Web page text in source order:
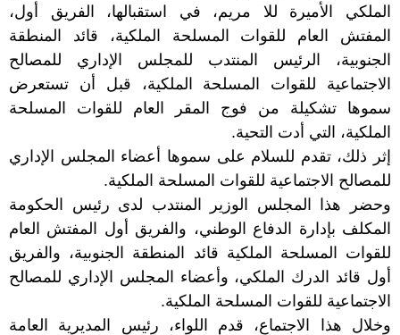
الملكي الأميرة للا مريم، في استقبالها، الفريق أول،
المفتش العام للقوات المسلحة الملكية، قائد المنطقة
الجنوبية، الرئيس المنتدب للمجلس الإداري للمصالح
الاجتماعية للقوات المسلحة الملكية، قبل أن تستعرض
سموها تشكيلة من فوج المقر العام للقوات المسلحة
الملكية، التي أدت التحية.
إثر ذلك، تقدم للسلام على سموها أعضاء المجلس الإداري
للمصالح الاجتماعية للقوات المسلحة الملكية.
وحضر هذا المجلس الوزير المنتدب لدى رئيس الحكومة
المكلف بإدارة الدفاع الوطني، والفريق أول المفتش العام
للقوات المسلحة الملكية قائد المنطقة الجنوبية، والفريق
أول قائد الدرك الملكي، وأعضاء المجلس الإداري للمصالح
الاجتماعية للقوات المسلحة الملكية.
وخلال هذا الاجتماع، قدم اللواء، رئيس المديرية العامة